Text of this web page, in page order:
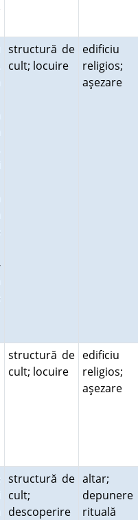
structură de
cult; locuire
edificiu
religios;
aşezare
structură de
cult; locuire
edificiu
religios;
aşezare
structură de
cult;
descoperire
altar;
depunere
rituală